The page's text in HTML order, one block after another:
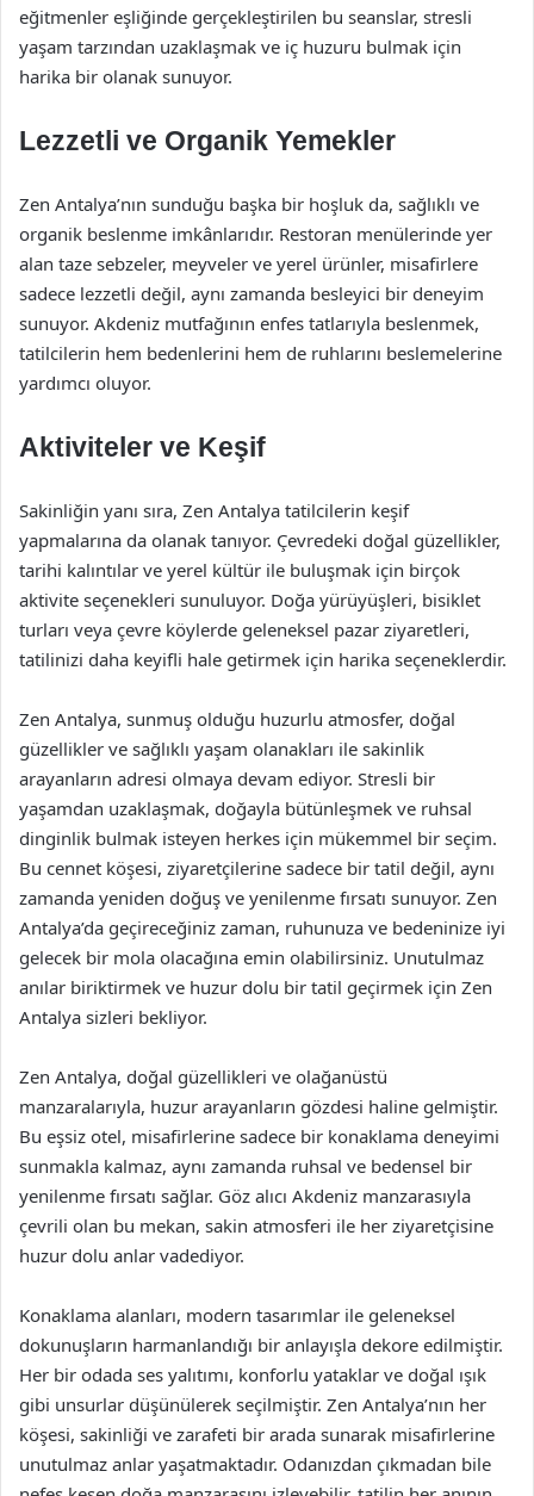
eğitmenler eşliğinde gerçekleştirilen bu seanslar, stresli
yaşam tarzından uzaklaşmak ve iç huzuru bulmak için
harika bir olanak sunuyor.
Lezzetli ve Organik Yemekler
Zen Antalya’nın sunduğu başka bir hoşluk da, sağlıklı ve
organik beslenme imkânlarıdır. Restoran menülerinde yer
alan taze sebzeler, meyveler ve yerel ürünler, misafirlere
sadece lezzetli değil, aynı zamanda besleyici bir deneyim
sunuyor. Akdeniz mutfağının enfes tatlarıyla beslenmek,
tatilcilerin hem bedenlerini hem de ruhlarını beslemelerine
yardımcı oluyor.
Aktiviteler ve Keşif
Sakinliğin yanı sıra, Zen Antalya tatilcilerin keşif
yapmalarına da olanak tanıyor. Çevredeki doğal güzellikler,
tarihi kalıntılar ve yerel kültür ile buluşmak için birçok
aktivite seçenekleri sunuluyor. Doğa yürüyüşleri, bisiklet
turları veya çevre köylerde geleneksel pazar ziyaretleri,
tatilinizi daha keyifli hale getirmek için harika seçeneklerdir.
Zen Antalya, sunmuş olduğu huzurlu atmosfer, doğal
güzellikler ve sağlıklı yaşam olanakları ile sakinlik
arayanların adresi olmaya devam ediyor. Stresli bir
yaşamdan uzaklaşmak, doğayla bütünleşmek ve ruhsal
dinginlik bulmak isteyen herkes için mükemmel bir seçim.
Bu cennet köşesi, ziyaretçilerine sadece bir tatil değil, aynı
zamanda yeniden doğuş ve yenilenme fırsatı sunuyor. Zen
Antalya’da geçireceğiniz zaman, ruhunuza ve bedeninize iyi
gelecek bir mola olacağına emin olabilirsiniz. Unutulmaz
anılar biriktirmek ve huzur dolu bir tatil geçirmek için Zen
Antalya sizleri bekliyor.
Zen Antalya, doğal güzellikleri ve olağanüstü
manzaralarıyla, huzur arayanların gözdesi haline gelmiştir.
Bu eşsiz otel, misafirlerine sadece bir konaklama deneyimi
sunmakla kalmaz, aynı zamanda ruhsal ve bedensel bir
yenilenme fırsatı sağlar. Göz alıcı Akdeniz manzarasıyla
çevrili olan bu mekan, sakin atmosferi ile her ziyaretçisine
huzur dolu anlar vadediyor.
Konaklama alanları, modern tasarımlar ile geleneksel
dokunuşların harmanlandığı bir anlayışla dekore edilmiştir.
Her bir odada ses yalıtımı, konforlu yataklar ve doğal ışık
gibi unsurlar düşünülerek seçilmiştir. Zen Antalya’nın her
köşesi, sakinliği ve zarafeti bir arada sunarak misafirlerine
unutulmaz anlar yaşatmaktadır. Odanızdan çıkmadan bile